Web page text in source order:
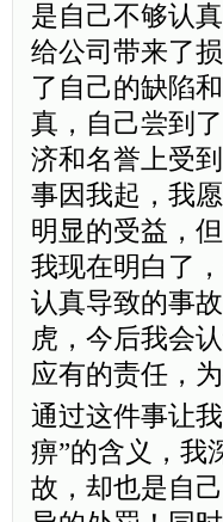
是自己不够认
给公司带来了
了自己的缺陷
真，自己尝到
济和名誉上受
事因我起，我
明显的受益，
我现在明白了
认真导致的事
虎，今后我会
应有的责任，
通过这件事让
痹”的含义，我
故，却也是自